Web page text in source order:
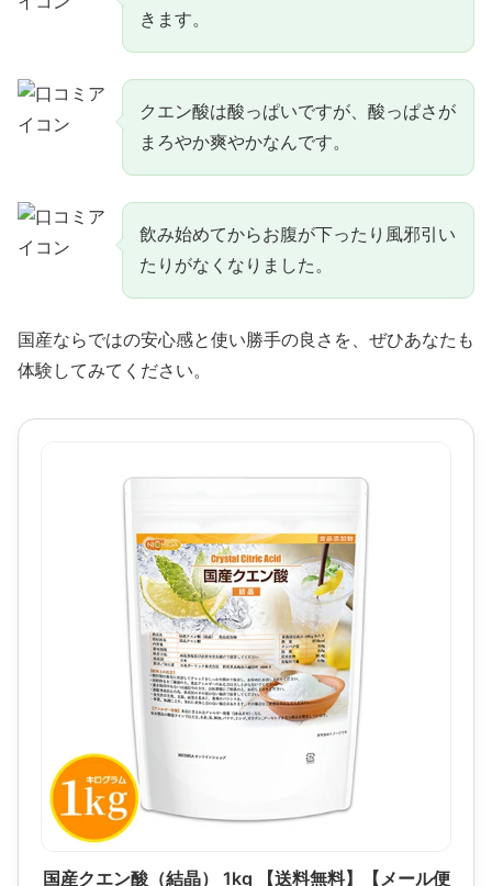
きます。
クエン酸は酸っぱいですが、酸っぱさが
まろやか爽やかなんです。
飲み始めてからお腹が下ったり風邪引い
たりがなくなりました。
国産ならではの安心感と使い勝手の良さを、ぜひあなたも
体験してみてください。
国産クエン酸（結晶） 1kg 【送料無料】【メール便